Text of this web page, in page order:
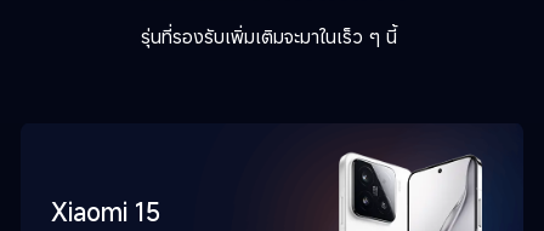
รุ่นที่รองรับเพิ่มเติมจะมาในเร็ว ๆ นี้
Xiaomi 15